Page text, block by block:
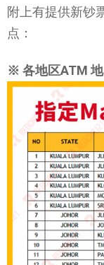
附上有提供新钞
点：
※ 各地区ATM 地